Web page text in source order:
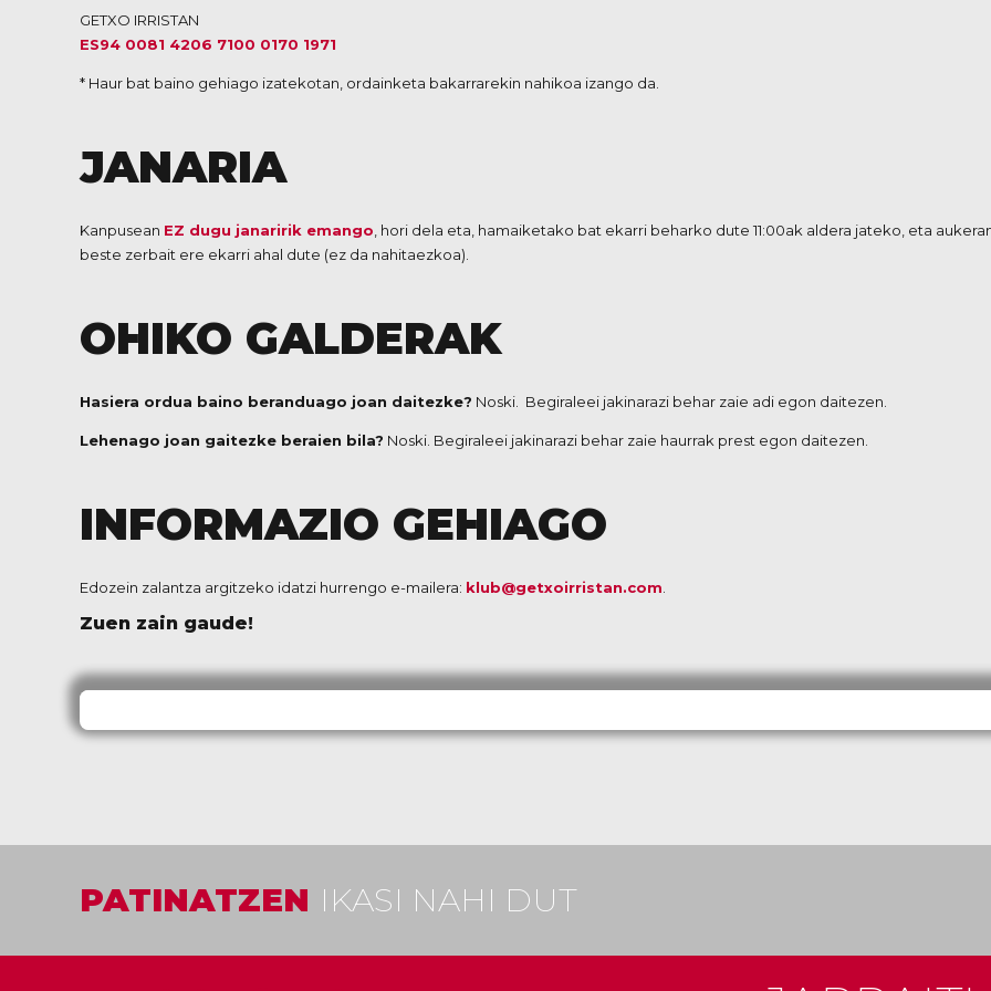
GETXO IRRISTAN
ES94 0081 4206 7100 0170 1971
* Haur bat baino gehiago izatekotan, ordainketa bakarrarekin nahikoa izango da.
JANARIA
Kanpusean EZ dugu janaririk emango , hori dela eta, hamaiketako bat ekarri beharko dute 11:00ak aldera jateko, eta
beste zerbait ere ekarri ahal dute (ez da nahitaezkoa).
OHIKO GALDERAK
Hasiera ordua baino beranduago joan daitezke? Noski. Begiraleei jakinarazi behar zaie adi egon daitezen.
Lehenago joan gaitezke beraien bila? Noski. Begiraleei jakinarazi behar zaie haurrak prest egon daitezen.
INFORMAZIO GEHIAGO
Edozein zalantza argitzeko idatzi hurrengo e-mailera: klub@getxoirristan.com
Zuen zain gaude!
PATINATZEN IKASI NAHI DUT